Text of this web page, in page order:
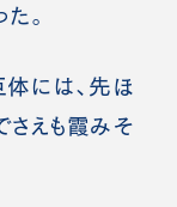
。
には、先ほ
えも霞みそ